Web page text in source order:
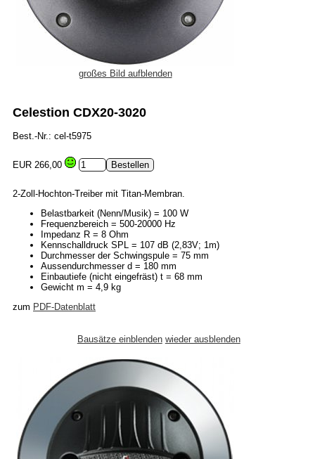
großes Bild aufblenden
Celestion CDX20-3020
Best.-Nr.: cel-t5975
EUR 266,00
2-Zoll-Hochton-Treiber mit Titan-Membran.
Belastbarkeit (Nenn/Musik) = 100 W
Frequenzbereich = 500-20000 Hz
Impedanz R = 8 Ohm
Kennschalldruck SPL = 107 dB (2,83V; 1m)
Durchmesser der Schwingspule = 75 mm
Aussendurchmesser d = 180 mm
Einbautiefe (nicht eingefräst) t = 68 mm
Gewicht m = 4,9 kg
zum PDF-Datenblatt
Bausätze einblenden wieder ausblenden